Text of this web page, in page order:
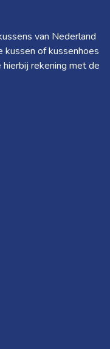
van Nederland
of kussenhoes
rekening met de